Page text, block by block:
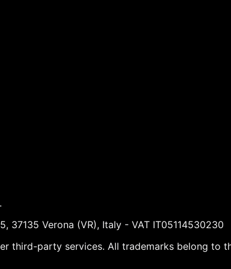
37135 Verona (VR), Italy - VAT IT05114530230
third-party services. All trademarks belong to